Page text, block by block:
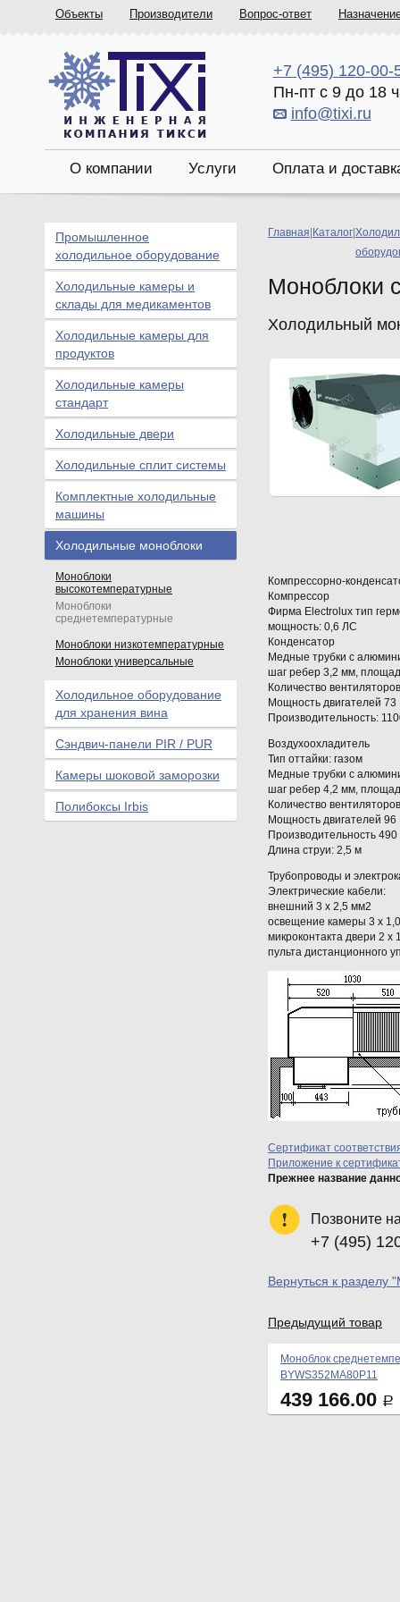
Объекты Производители Вопрос-ответ
+7 (495) 120-00-
Пн-пт с 9 до 18
info@tixi.ru
О компании Услуги Оплата и
Главная Каталог
Моноблоки
Холодильный
Компрессорно-
Компрессор
Фирма Electrolux тип
мощность: 0,6 ЛС
Конденсатор
Медные трубки с
шаг ребер 3,2 мм,
Количество
Мощность двигателей 73
Производительность:
Воздухоохладитель
Тип оттайки: газом
Медные трубки с
шаг ребер 4,2 мм,
Количество
Мощность двигателей 96
Производительность 490
Длина струи: 2,5 м
Трубопроводы и
Электрические кабели:
внешний 3 x 2,5 мм2
освещение камеры 3 x
микроконтакта двери 2 x
пульта дистанционного
Сертификат
Приложение к
Прежнее название
Позвоните
+7 (495)
Вернуться к разделу
Предыдущий товар
Моноблок
BYWS352MA80P11
439 166.00 Р
Промышленное
холодильное оборудование
Холодильные камеры и
склады для медикаментов
Холодильные камеры для
продуктов
Холодильные камеры
стандарт
Холодильные двери
Холодильные сплит системы
Комплектные холодильные
машины
Холодильные моноблоки
Моноблоки
высокотемпературные
Моноблоки
среднетемпературные
Моноблоки низкотемпературные
Моноблоки универсальные
Холодильное оборудование
для хранения вина
Сэндвич-панели PIR / PUR
Камеры шоковой заморозки
Полибоксы Irbis